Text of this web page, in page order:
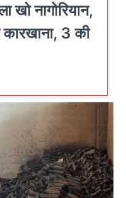
खो नागोरियान,
3 की